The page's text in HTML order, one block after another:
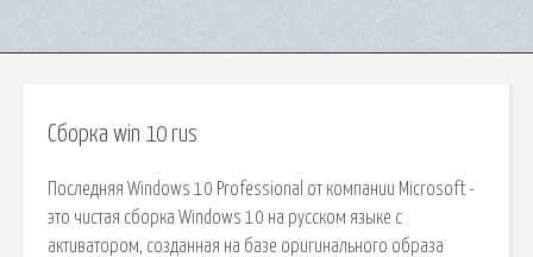
Сборка win 10 rus
Последняя Windows 10 Professional от компании Microsoft -
это чистая сборка Windows 10 на русском языке с
активатором, созданная на базе оригинального образа